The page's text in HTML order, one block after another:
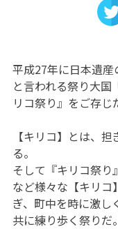
平成27年に日本遺
と言われる祭り大
リコ祭り』をご存じ
【キリコ】とは、
る。
そして『キリコ祭
など様々な【キリコ
ぎ、町中を時に激し
共に練り歩く祭りだ。